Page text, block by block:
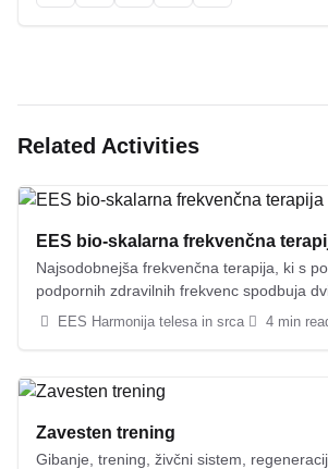
Related Activities
EES bio-skalarna frekvenčna
Najsodobnejša frekvenčna terapija, ki s
podpornih zdravilnih frekvenc spodbuja
EES Harmonija telesa in srca 4 min
Zavesten trening
Gibanje, trening, živčni sistem,